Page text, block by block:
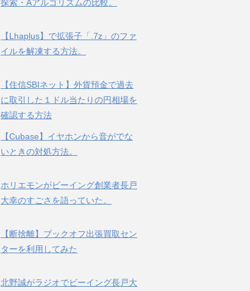
探索・Aアルゴリズムの比較。
【Lhaplus】で拡張子「.7z」のファ
イルを解凍する方法。
【住信SBIネット】外貨預金で過去
に取引した１ドル当たりの円相場を
確認する方法
【Cubase】イヤホンから音がでな
いときの対処方法。
ホリエモンがビーイング創業者長戸
大幸のすごさを語っていた。
【断捨離】ブックオフ出張買取セン
ターを利用してみた
北野誠がラジオでビーイング長戸大